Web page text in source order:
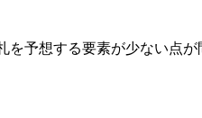
予想する要素が少ない点が